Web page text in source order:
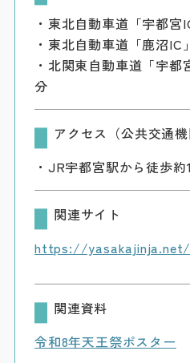
・東北自動車道「宇都宮
・東北自動車道「鹿沼IC
・北関東自動車道「宇
分
アクセス（公共交通機
・JR宇都宮駅から徒歩約
関連サイト
https://yasakajinja.net/
関連資料
令和8年天王祭ポスター